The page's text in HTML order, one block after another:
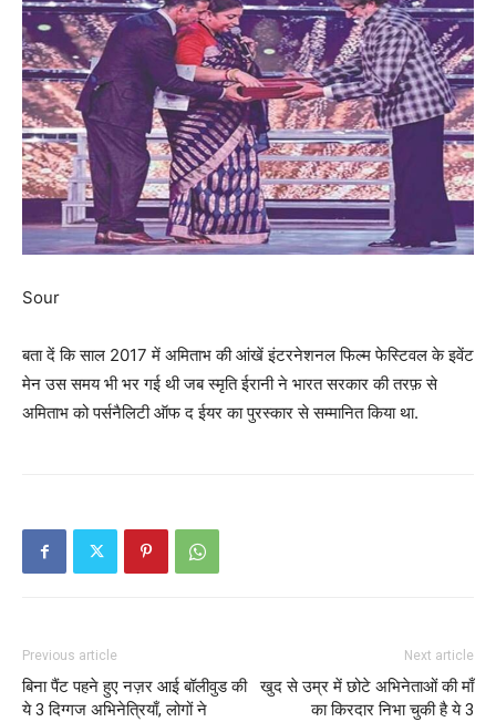
Sour
बता दें कि साल 2017 में अमिताभ की आंखें इंटरनेशनल फिल्म फेस्टिवल के इवेंट
मेन उस समय भी भर गई थी जब स्मृति ईरानी ने भारत सरकार की तरफ़ से
अमिताभ को पर्सनैलिटी ऑफ द ईयर का पुरस्कार से सम्मानित किया था.
Previous article
बिना पैंट पहने हुए नज़र आई बॉलीवुड की
ये 3 दिग्गज अभिनेत्रियाँ, लोगों ने
Next article
खुद से उम्र में छोटे अभिनेताओं की माँ
का किरदार निभा चुकी है ये 3